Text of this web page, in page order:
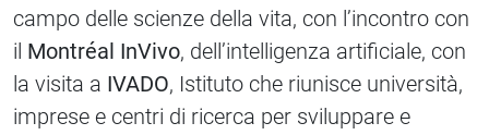
campo delle scienze della vita, con l’incontro con
il Montréal InVivo, dell’intelligenza artificiale, con
la visita a IVADO, Istituto che riunisce università,
imprese e centri di ricerca per sviluppare e